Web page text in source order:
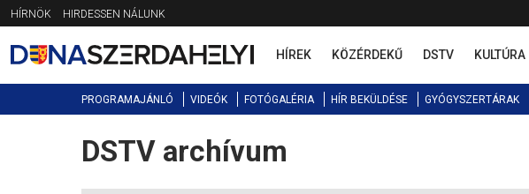
Jump
to
navigation
HÍRNÖK HIRDESSEN NÁLUNK
HÍREK KÖZÉRDEKŰ DSTV KULTÚRA
PROGRAMAJÁNLÓ VIDEÓK FOTÓGALÉRIA HÍR BEKÜLDÉSE GYÓGYSZERTÁRAK
Back
to
DSTV archívum